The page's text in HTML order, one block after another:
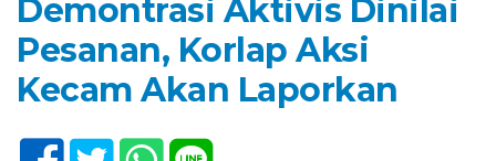
Demontrasi Aktivis Dinilai
Pesanan, Korlap Aksi
Kecam Akan Laporkan